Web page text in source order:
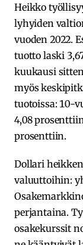
Heikko
lyhyiden
vuoden 2022.
tuotto laski
kuukausi
myös
tuotoissa: 10-
4,08
prosenttiin.
Dollari
valuuttoihin:
perjantaina.
osakekurssit